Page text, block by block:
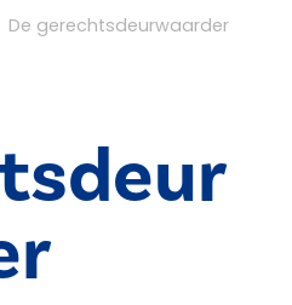
De gerechtsdeurwaarder